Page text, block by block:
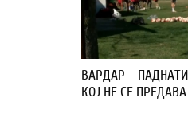
ВАРДАР –
КОЈ НЕ СЕ